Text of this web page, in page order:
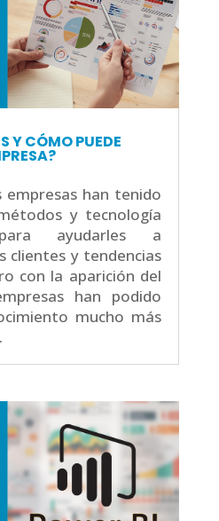
Y CÓMO PUEDE
empresas han tenido
y tecnología
ayudarles a
clientes y tendencias
con la aparición del
han podido
mucho más